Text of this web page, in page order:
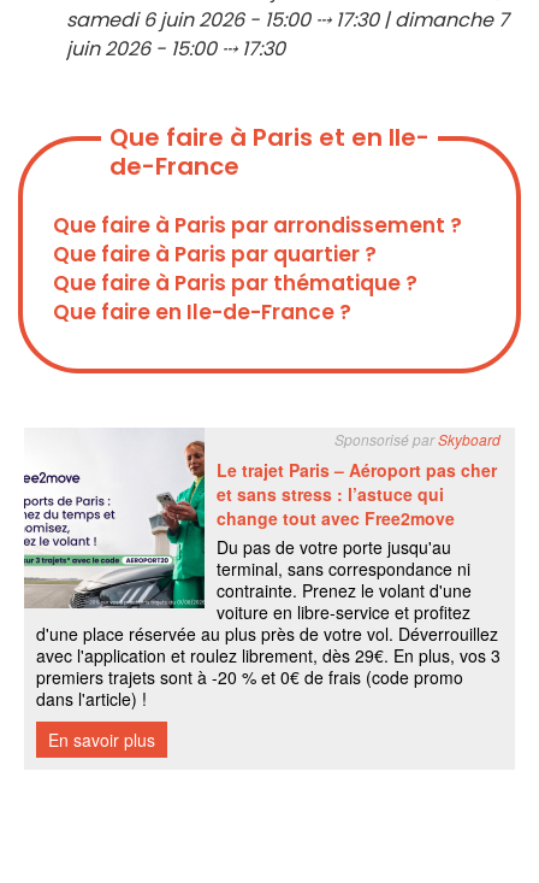
samedi 6 juin 2026 - 15:00 ⤏ 17:30 | dimanche 7
juin 2026 - 15:00 ⤏ 17:30
Que faire à Paris et en Ile-
de-France
Que faire à Paris par arrondissement ?
Que faire à Paris par quartier ?
Que faire à Paris par thématique ?
Que faire en Ile-de-France ?